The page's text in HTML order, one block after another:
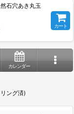
石穴あき丸玉
カート
カレンダー
ング済)